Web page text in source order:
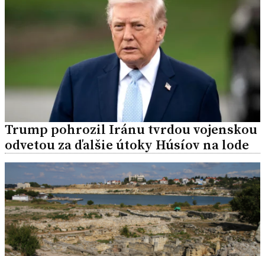
Trump pohrozil Iránu tvrdou vojenskou
odvetou za ďalšie útoky Húsíov na lode